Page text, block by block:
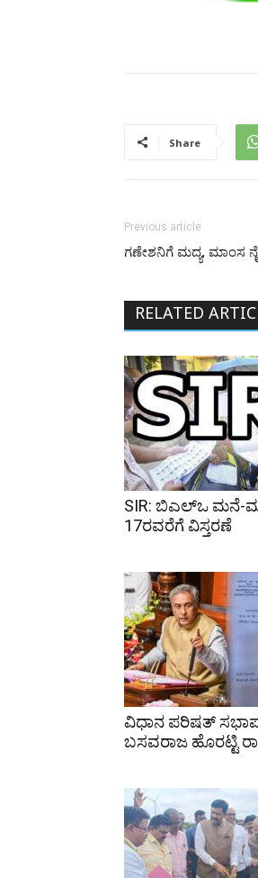
Share
Previous article
ಗಣೇಶನಿಗೆ ಮದ್ಯ, ಮಾಂಸ
RELATED
SIR: ಬಿಎಲ್ಒ ಮನೆ-
17ರವರೆಗೆ ವಿಸ್ತರಣೆ
ವಿಧಾನ ಪರಿಷತ್ ಸಭಾಪತಿ
ಬಸವರಾಜ ಹೊರಟ್ಟಿ